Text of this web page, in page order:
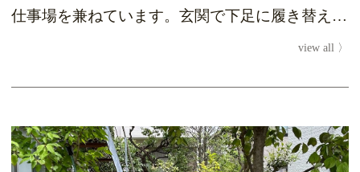
仕事場を兼ねています。玄関で下足に履き替えて
仕事をします。ちょっと面倒に思うかもしれませ
んが、履き...
view all